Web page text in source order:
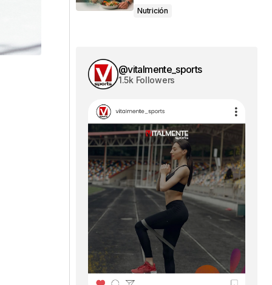
Nutrición
@vitalmente_sports
1.5k Followers